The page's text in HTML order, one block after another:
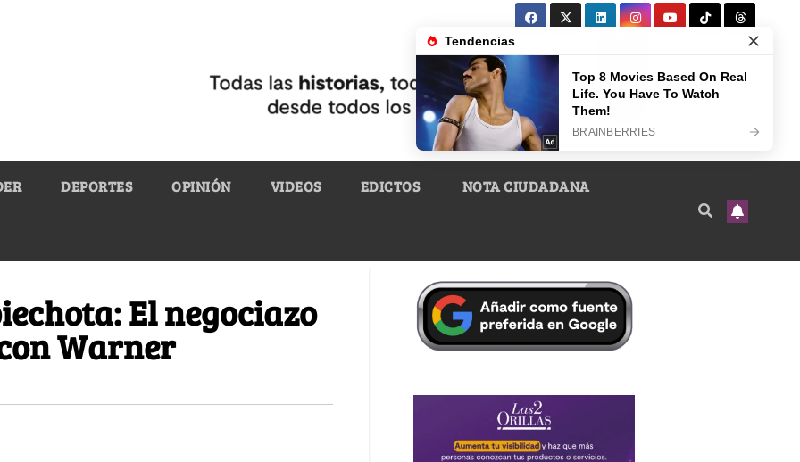
DEPORTES OPINIÓN VIDEOS EDICTOS NOTA CIUDADANA
El negociazo
Warner